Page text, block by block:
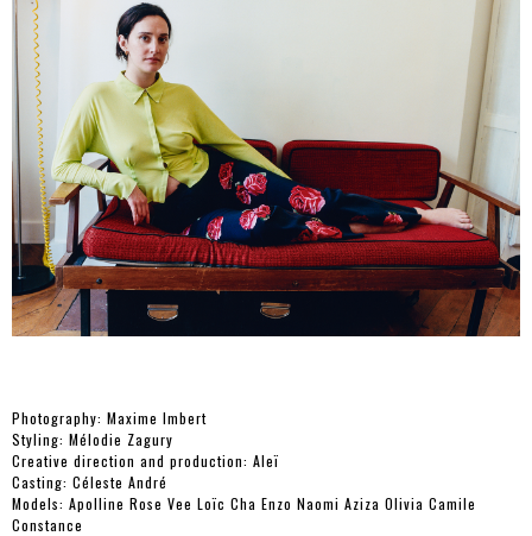
Photography: Maxime Imbert
Styling: Mélodie Zagury
Creative direction and production: Aleï
Casting: Céleste André
Models: Apolline Rose Vee Loïc Cha Enzo Naomi Aziza Olivia Camile
Constance